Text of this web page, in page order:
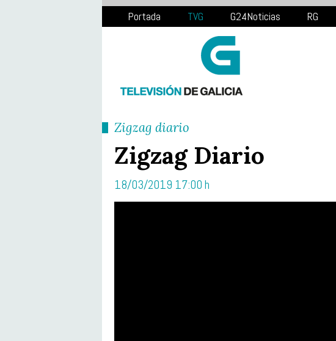
Portada TVG G24Noticias RG
Zigzag diario
Zigzag Diario
18/03/2019 17:00 h